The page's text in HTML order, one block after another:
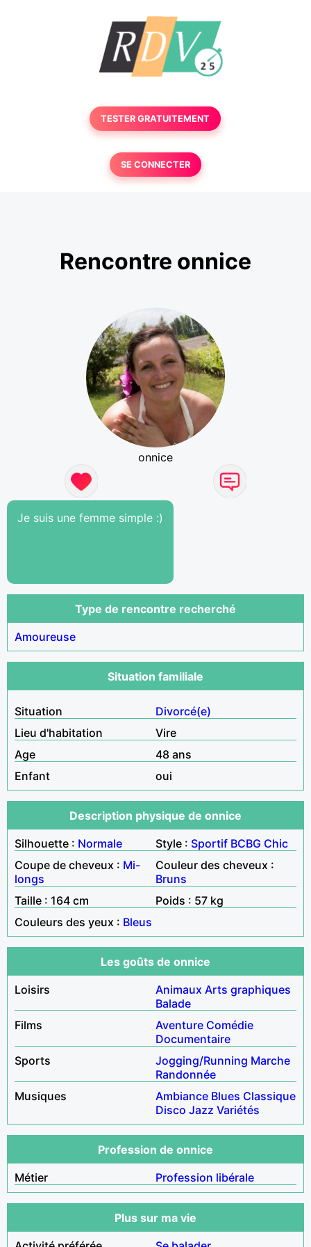
TESTER GRATUITEMENT
SE CONNECTER
Rencontre onnice
onnice
Je suis une femme simple :)
Type de rencontre recherché
Amoureuse
Situation familiale
Situation
Divorcé(e)
Lieu d'habitation
Vire
Age
48 ans
Enfant
oui
Description physique de onnice
Silhouette : Normale Style : Sportif BCBG Chic
Coupe de cheveux : Mi-
longs
Couleur des cheveux :
Bruns
Taille : 164 cm
Poids : 57 kg
Couleurs des yeux : Bleus
Les goûts de onnice
Loisirs
Animaux Arts graphiques
Balade
Films
Aventure Comédie
Documentaire
Sports
Jogging/Running Marche
Randonnée
Musiques
Ambiance Blues Classique
Disco Jazz Variétés
Profession de onnice
Métier
Profession libérale
Plus sur ma vie